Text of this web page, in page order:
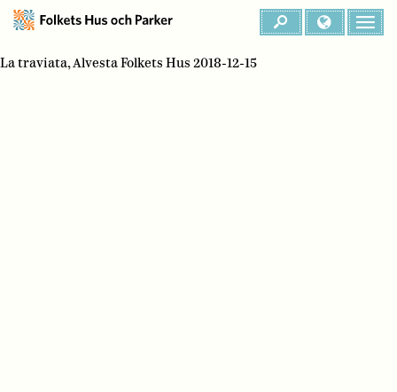
La traviata, Alvesta Folkets Hus 2018-12-15